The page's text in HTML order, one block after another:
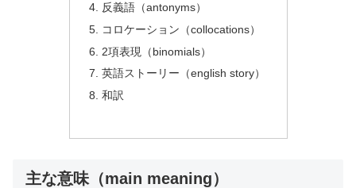
反義語（antonyms）
コロケーション（collocations）
2項表現（binomials）
英語ストーリー（english story）
和訳
主な意味（main meaning）